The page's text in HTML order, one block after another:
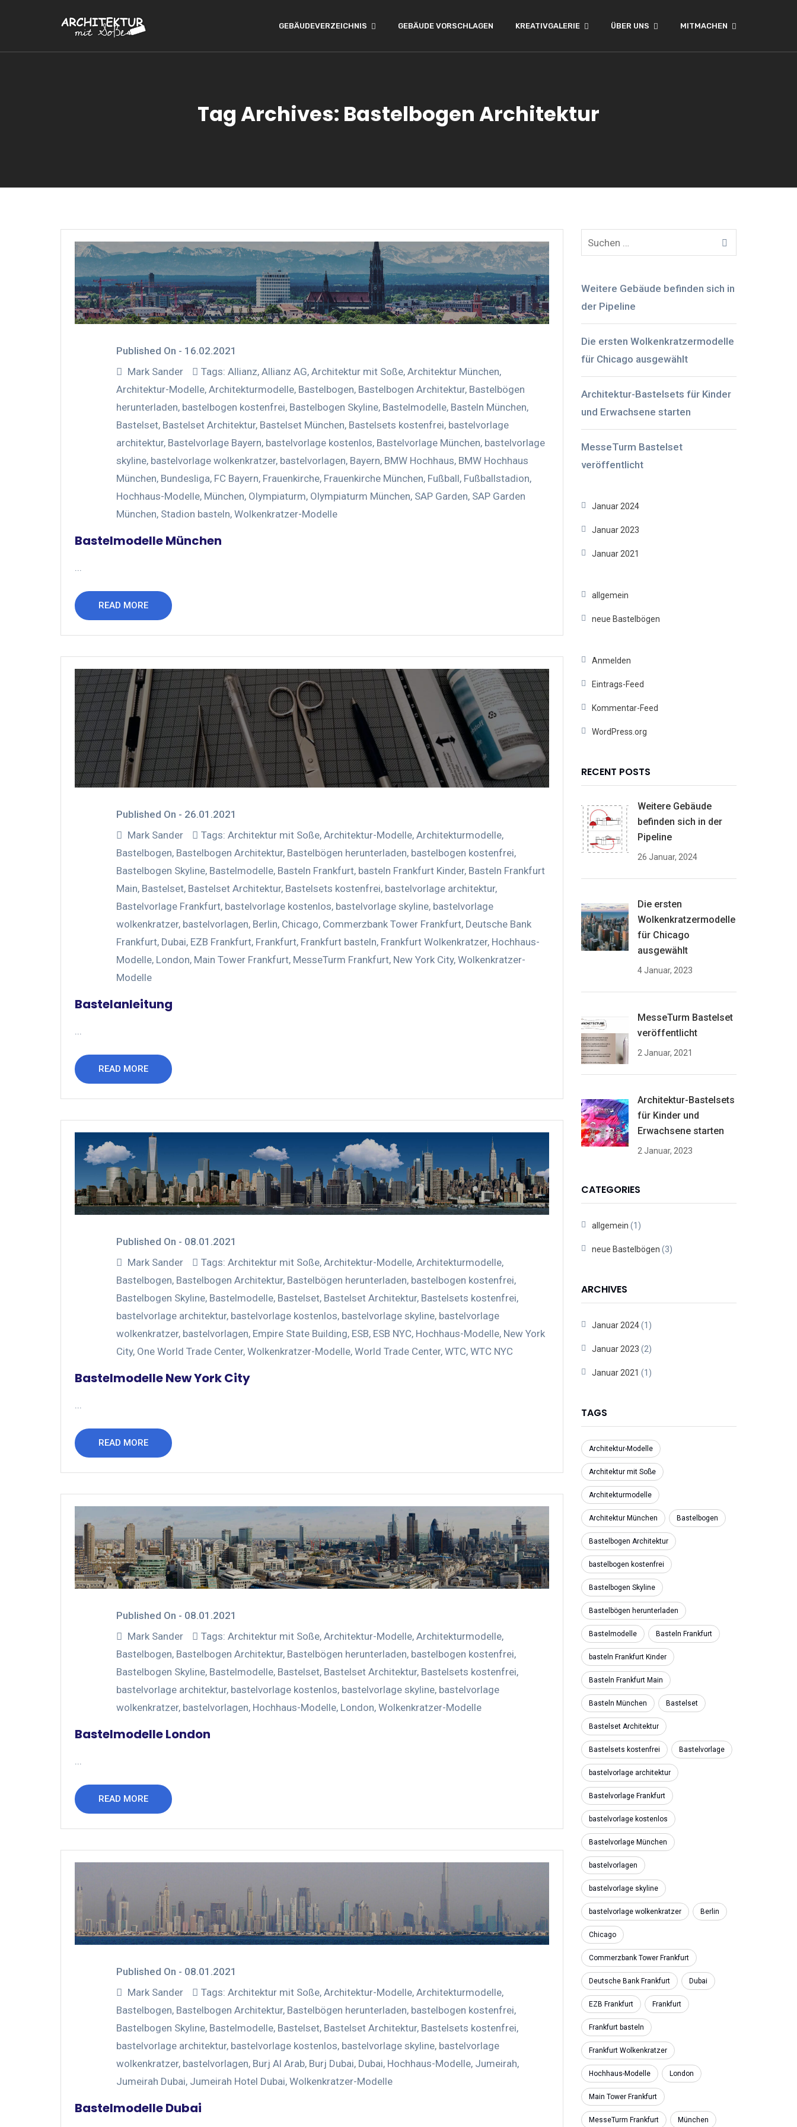
GEBÄUDEVERZEICHNIS GEBÄUDE VORSCHLAGEN KREATIVGALERIE ÜBER UNS MITMACHEN
Tag Archives: Bastelbogen Architektur
Published On - 16.02.2021
Mark Sander
Tags: Allianz, Allianz AG, Architektur mit Soße, Architektur München,
Architektur-Modelle, Architekturmodelle, Bastelbogen, Bastelbogen Architektur, Bastelbögen
herunterladen, bastelbogen kostenfrei, Bastelbogen Skyline, Bastelmodelle, Basteln München,
Bastelset, Bastelset Architektur, Bastelset München, Bastelsets kostenfrei, bastelvorlage
architektur, Bastelvorlage Bayern, bastelvorlage kostenlos, Bastelvorlage München, bastelvorlage
skyline, bastelvorlage wolkenkratzer, bastelvorlagen, Bayern, BMW Hochhaus, BMW Hochhaus
München, Bundesliga, FC Bayern, Frauenkirche, Frauenkirche München, Fußball, Fußballstadion,
Hochhaus-Modelle, München, Olympiaturm, Olympiaturm München, SAP Garden, SAP Garden
München, Stadion basteln, Wolkenkratzer-Modelle
Bastelmodelle München
READ MORE
Published On - 26.01.2021
Mark Sander
Tags: Architektur mit Soße, Architektur-Modelle, Architekturmodelle,
Bastelbogen, Bastelbogen Architektur, Bastelbögen herunterladen, bastelbogen kostenfrei,
Bastelbogen Skyline, Bastelmodelle, Basteln Frankfurt, basteln Frankfurt Kinder, Basteln Frankfurt
Main, Bastelset, Bastelset Architektur, Bastelsets kostenfrei, bastelvorlage architektur,
Bastelvorlage Frankfurt, bastelvorlage kostenlos, bastelvorlage skyline, bastelvorlage
wolkenkratzer, bastelvorlagen, Berlin, Chicago, Commerzbank Tower Frankfurt, Deutsche Bank
Frankfurt, Dubai, EZB Frankfurt, Frankfurt, Frankfurt basteln, Frankfurt Wolkenkratzer, Hochhaus-
Modelle, London, Main Tower Frankfurt, MesseTurm Frankfurt, New York City, Wolkenkratzer-
Modelle
Bastelanleitung
READ MORE
Published On - 08.01.2021
Mark Sander
Tags: Architektur mit Soße, Architektur-Modelle, Architekturmodelle,
Bastelbogen, Bastelbogen Architektur, Bastelbögen herunterladen, bastelbogen kostenfrei,
Bastelbogen Skyline, Bastelmodelle, Bastelset, Bastelset Architektur, Bastelsets kostenfrei,
bastelvorlage architektur, bastelvorlage kostenlos, bastelvorlage skyline, bastelvorlage
wolkenkratzer, bastelvorlagen, Empire State Building, ESB, ESB NYC, Hochhaus-Modelle, New York
City, One World Trade Center, Wolkenkratzer-Modelle, World Trade Center, WTC, WTC NYC
Bastelmodelle New York City
READ MORE
Published On - 08.01.2021
Mark Sander
Tags: Architektur mit Soße, Architektur-Modelle, Architekturmodelle,
Bastelbogen, Bastelbogen Architektur, Bastelbögen herunterladen, bastelbogen kostenfrei,
Bastelbogen Skyline, Bastelmodelle, Bastelset, Bastelset Architektur, Bastelsets kostenfrei,
bastelvorlage architektur, bastelvorlage kostenlos, bastelvorlage skyline, bastelvorlage
wolkenkratzer, bastelvorlagen, Hochhaus-Modelle, London, Wolkenkratzer-Modelle
Bastelmodelle London
READ MORE
Published On - 08.01.2021
Mark Sander
Tags: Architektur mit Soße, Architektur-Modelle, Architekturmodelle,
Bastelbogen, Bastelbogen Architektur, Bastelbögen herunterladen, bastelbogen kostenfrei,
Bastelbogen Skyline, Bastelmodelle, Bastelset, Bastelset Architektur, Bastelsets kostenfrei,
bastelvorlage architektur, bastelvorlage kostenlos, bastelvorlage skyline, bastelvorlage
wolkenkratzer, bastelvorlagen, Burj Al Arab, Burj Dubai, Dubai, Hochhaus-Modelle, Jumeirah,
Jumeirah Dubai, Jumeirah Hotel Dubai, Wolkenkratzer-Modelle
Bastelmodelle Dubai
Weitere Gebäude befinden sich in
der Pipeline
Die ersten Wolkenkratzermodelle
für Chicago ausgewählt
Architektur-Bastelsets für Kinder
und Erwachsene starten
MesseTurm Bastelset
veröffentlicht
Januar 2024
Januar 2023
Januar 2021
allgemein
neue Bastelbögen
Anmelden
Eintrags-Feed
Kommentar-Feed
WordPress.org
RECENT POSTS
Weitere Gebäude
befinden sich in der
Pipeline
26 Januar, 2024
Die ersten
Wolkenkratzermodelle
für Chicago
ausgewählt
4 Januar, 2023
MesseTurm Bastelset
veröffentlicht
2 Januar, 2021
Architektur-Bastelsets
für Kinder und
Erwachsene starten
2 Januar, 2023
CATEGORIES
allgemein (1)
neue Bastelbögen (3)
ARCHIVES
Januar 2024(1)
Januar 2023 (2)
Januar 2021 (1)
TAGS
Architektur-Modelle
Architektur mit Soße
Architekturmodelle
Architektur München Bastelbogen
Bastelbogen Architektur
bastelbogen kostenfrei
Bastelbogen Skyline
Bastelbögen herunterladen
Bastelmodelle Basteln Frankfurt
basteln Frankfurt Kinder
Basteln Frankfurt Main
Basteln München Bastelset
Bastelset Architektur
Bastelsets kostenfrei Bastelvorlage
bastelvorlage architektur
Bastelvorlage Frankfurt
bastelvorlage kostenlos
Bastelvorlage München
bastelvorlagen
bastelvorlage skyline
bastelvorlage wolkenkratzer Berlin
Chicago
Commerzbank Tower Frankfurt
Deutsche Bank Frankfurt Dubai
EZB Frankfurt Frankfurt
Frankfurt basteln
Frankfurt Wolkenkratzer
Hochhaus-Modelle London
Main Tower Frankfurt
MesseTurm Frankfurt München